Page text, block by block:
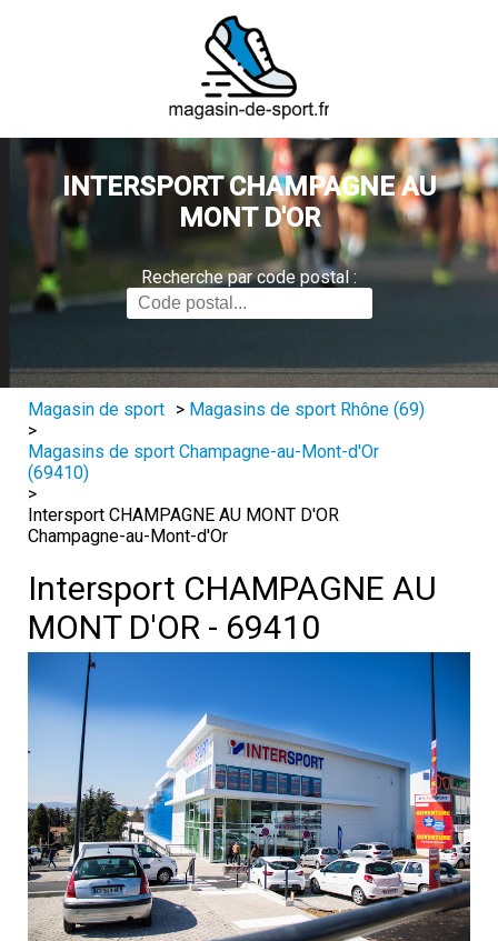
INTERSPORT CHAMPAGNE AU
MONT D'OR
Recherche par code postal :
Magasin de sport > Magasins de sport Rhône (69)
>
Magasins de sport Champagne-au-Mont-d'Or
(69410)
>
Intersport CHAMPAGNE AU MONT D'OR
Champagne-au-Mont-d'Or
Intersport CHAMPAGNE AU
MONT D'OR - 69410